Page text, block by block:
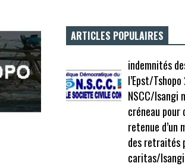
ARTICLES POPULAIRES
indemnités
l’Epst/
NSCC/Isangi
créneau pour
retenue d’un
des retraités
caritas/Isangi